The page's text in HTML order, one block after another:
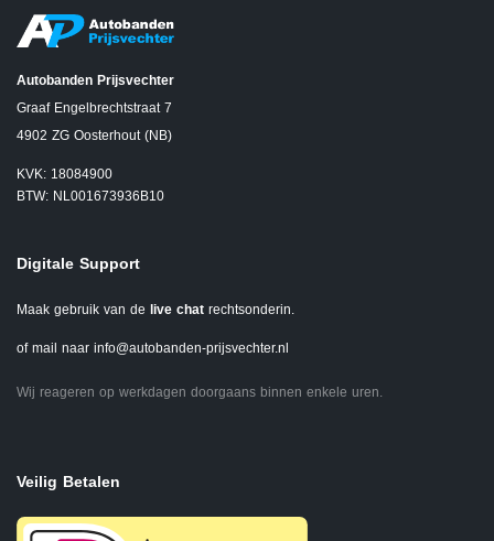
Autobanden Prijsvechter
Graaf Engelbrechtstraat 7
4902 ZG Oosterhout (NB)
KVK: 18084900
BTW: NL001673936B10
Digitale Support
Maak gebruik van de live chat rechtsonderin.
of mail naar info@autobanden-prijsvechter.nl
Wij reageren op werkdagen doorgaans binnen enkele uren.
Veilig Betalen